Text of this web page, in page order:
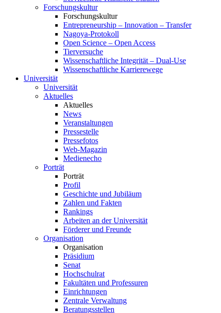
Forschungskultur
Forschungskultur
Entrepreneurship – Innovation – Transfer
Nagoya-Protokoll
Open Science – Open Access
Tierversuche
Wissenschaftliche Integrität – Dual-Use
Wissenschaftliche Karrierewege
Universität
Universität
Aktuelles
Aktuelles
News
Veranstaltungen
Pressestelle
Pressefotos
Web-Magazin
Medienecho
Porträt
Porträt
Profil
Geschichte und Jubiläum
Zahlen und Fakten
Rankings
Arbeiten an der Universität
Förderer und Freunde
Organisation
Organisation
Präsidium
Senat
Hochschulrat
Fakultäten und Professuren
Einrichtungen
Zentrale Verwaltung
Beratungsstellen